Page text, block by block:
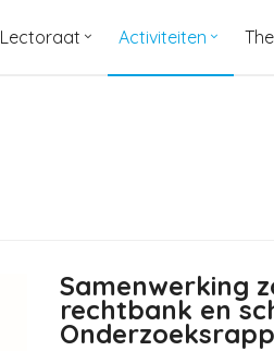
Lectoraat Activiteiten
Samenwerking
rechtbank en